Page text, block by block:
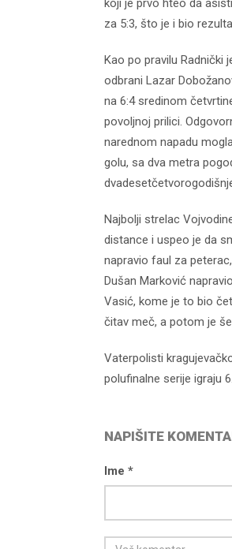
koji je prvo hteo da
za 5:3, što je i bio
Kao po pravilu Radnički
odbrani Lazar
na 6:4 sredinom
povoljnoj prilici.
narednom napadu
golu, sa dva metra
Najbolji strelac
distance i uspeo je da
napravio faul za
Dušan Marković
Vasić, kome je to bio
čitav meč, a potom je
Vaterpolisti
polufinalne serije igraju
NAPIŠITE
Ime *
2017